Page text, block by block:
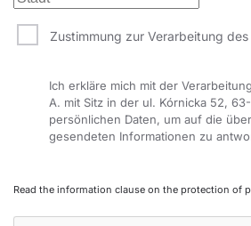
Zustimmung zur Verarbeitung des
Ich erkläre mich mit der
A. mit Sitz in der ul. Kórnicka 52,
persönlichen Daten, um auf die
gesendeten Informationen zu
Read the information clause on the protection of